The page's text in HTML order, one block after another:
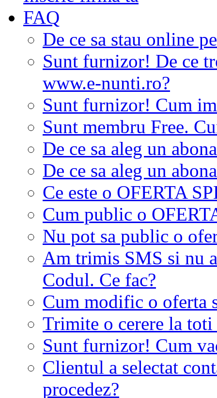
FAQ
De ce sa stau online
Sunt furnizor! De ce
www.e-nunti.ro?
Sunt furnizor! Cum
Sunt membru Free.
De ce sa aleg un
De ce sa aleg un
Ce este o OFERTA
Cum public o
Nu pot sa public o
Am trimis SMS si nu
Codul. Ce fac?
Cum modific o oferta
Trimite o cerere la
Sunt furnizor! Cum
Clientul a selectat
procedez?